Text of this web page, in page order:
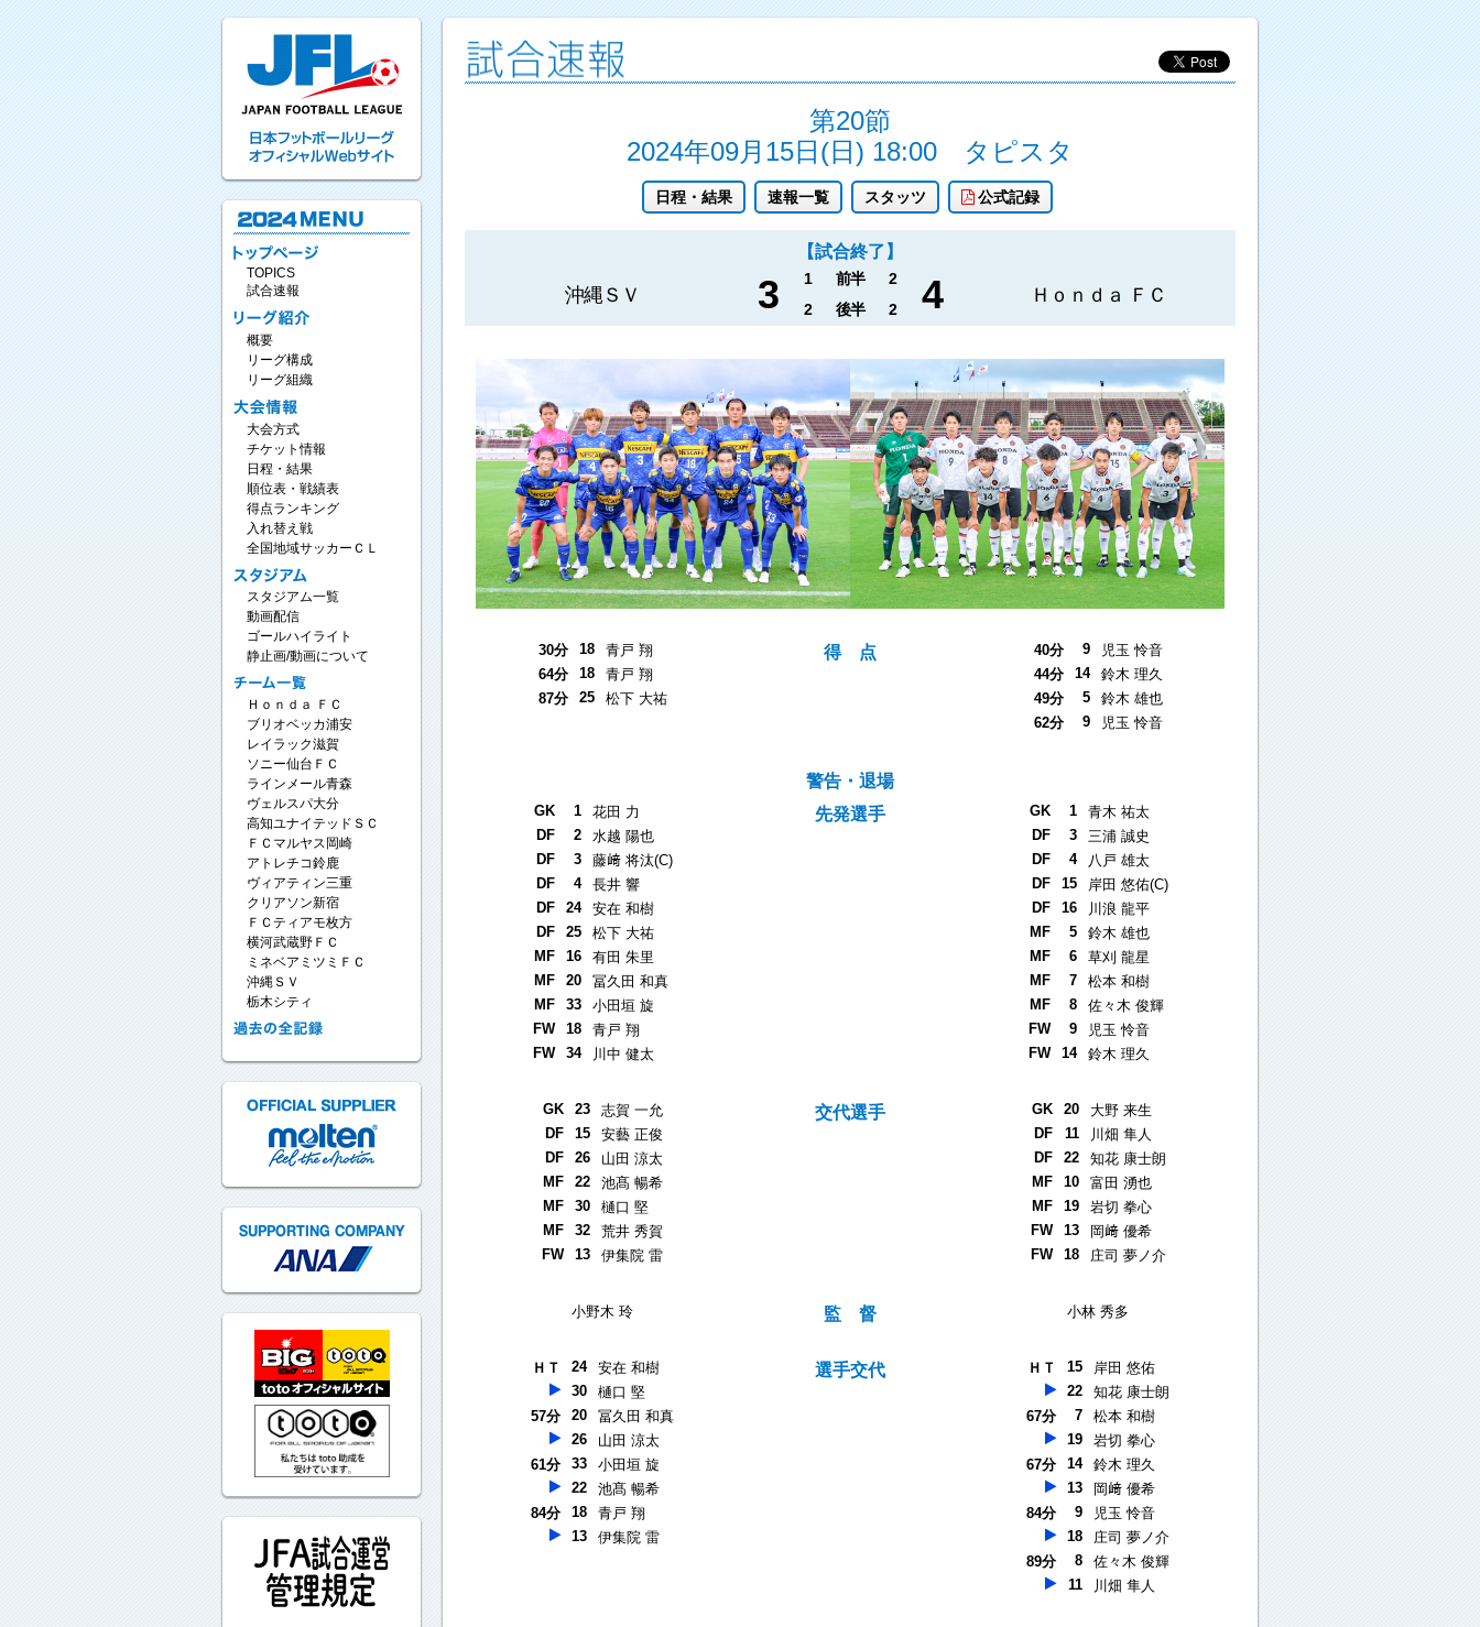
第20節
2024年09月15日(日) 18:00
タピスタ
日程・結果 速報一覧 スタッツ 公式記録
【試合終了】
沖縄ＳＶ 3 1 前半 2 4 Ｈｏｎｄａ ＦＣ
2 後半 2
得 点
30分 18
青戸 翔
64分
18
青戸 翔
87分
25 松下 大祐
40分 9
児玉 怜音
44分
14
鈴木 理久
49分
5
鈴木 雄也
62分
9 児玉 怜音
警告・退場
先発選手
GK 1
花田 力
DF
2
水越 陽也
DF
3
藤﨑 将汰(C)
DF
4
長井 響
DF
24
安在 和樹
DF
25
松下 大祐
MF
16
有田 朱里
MF
20
冨久田 和真
MF
33
小田垣 旋
FW
18
青戸 翔
FW
34 川中 健太
GK 1
青木 祐太
DF
3
三浦 誠史
DF
4
八戸 雄太
DF
15
岸田 悠佑(C)
DF
16
川浪 龍平
MF
5
鈴木 雄也
MF
6
草刈 龍星
MF
7
松本 和樹
MF
8
佐々木 俊輝
FW
9
児玉 怜音
FW
14 鈴木 理久
交代選手
GK 23
志賀 一允
DF
15
安藝 正俊
DF
26
山田 涼太
MF
22
池髙 暢希
MF
30
樋口 堅
MF
32
荒井 秀賀
FW
13 伊集院 雷
GK 20
大野 来生
DF
11
川畑 隼人
DF
22
知花 康士朗
MF
10
富田 湧也
MF
19
岩切 拳心
FW
13
岡﨑 優希
FW
18 庄司 夢ノ介
監 督
小野木 玲 小林 秀多
選手交代
ＨＴ 24
安在 和樹
30
樋口 堅
57分
20
冨久田 和真
26
山田 涼太
61分
33
小田垣 旋
22
池髙 暢希
84分
18
青戸 翔
13
伊集院 雷
ＨＴ 15
岸田 悠佑
22
知花 康士朗
67分
7
松本 和樹
19
岩切 拳心
67分
14
鈴木 理久
13
岡﨑 優希
84分
9
児玉 怜音
18
庄司 夢ノ介
89分
8
佐々木 俊輝
11
川畑 隼人
TOPICS
試合速報
概要
リーグ構成
リーグ組織
大会方式
チケット情報
日程・結果
順位表・戦績表
得点ランキング
入れ替え戦
全国地域サッカーＣＬ
スタジアム一覧
動画配信
ゴールハイライト
静止画/動画について
Ｈｏｎｄａ ＦＣ
ブリオベッカ浦安
レイラック滋賀
ソニー仙台ＦＣ
ラインメール青森
ヴェルスパ大分
高知ユナイテッドＳＣ
ＦＣマルヤス岡崎
アトレチコ鈴鹿
ヴィアティン三重
クリアソン新宿
ＦＣティアモ枚方
横河武蔵野ＦＣ
ミネベアミツミＦＣ
沖縄ＳＶ
栃木シティ